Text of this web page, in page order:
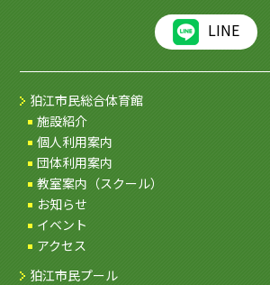
LINE
狛江市民総合体育館
施設紹介
個人利用案内
団体利用案内
教室案内（スクール）
お知らせ
イベント
アクセス
狛江市民プール